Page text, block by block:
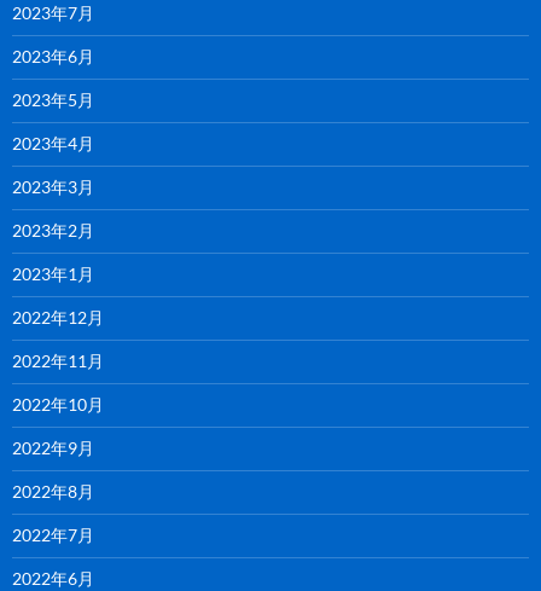
2023年7月
2023年6月
2023年5月
2023年4月
2023年3月
2023年2月
2023年1月
2022年12月
2022年11月
2022年10月
2022年9月
2022年8月
2022年7月
2022年6月